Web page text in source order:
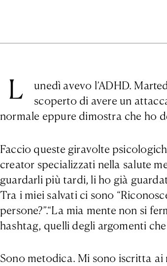
L
unedì avevo l’ADHD.
scoperto di avere un
normale eppure dimostra che ho
Faccio queste giravolte
creator specializzati nella salute
guardarli più tardi, li ho già
Tra i miei salvati ci sono
persone?”.“La mia mente non si
hashtag, quelli degli argomenti
Sono metodica. Mi sono iscritta ai